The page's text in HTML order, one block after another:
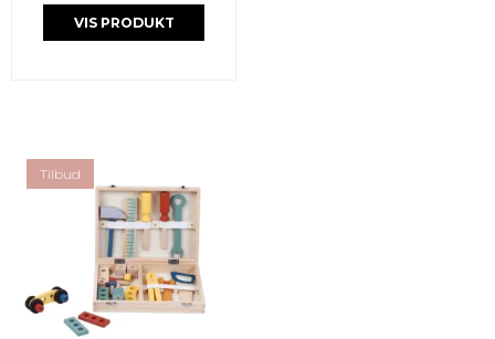
VIS PRODUKT
Tilbud